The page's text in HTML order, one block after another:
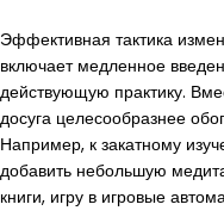
Эффективная тактика
включает медленное
действующую практику.
досуга целесообразнее
Например, к закатному
добавить небольшую
книги, игру в игровые